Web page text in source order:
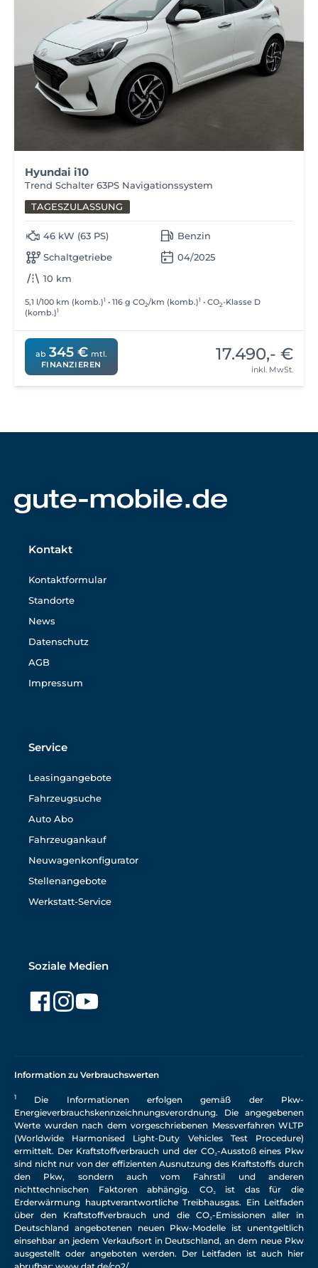
Hyundai i10
Trend Schalter 63PS Navigationssystem
TAGESZULASSUNG
46 kW (63 PS)
Schaltgetriebe
10 km
Benzin
04/2025
5,1 l/100 km (komb.)1 • 116 g CO2/km (komb.)1 • CO2-Klasse D
(komb.)1
ab 345 € mtl.
FINANZIEREN
17.490,- €
inkl. MwSt.
Kontakt
Kontaktformular
Standorte
News
Datenschutz
AGB
Impressum
Service
Leasingangebote
Fahrzeugsuche
Auto Abo
Fahrzeugankauf
Neuwagenkonfigurator
Stellenangebote
Werkstatt-Service
Soziale Medien
Information zu Verbrauchswerten
1
Die Informationen erfolgen gemäß der Pkw-
Energieverbrauchskennzeichnungsverordnung. Die angegebenen
Werte wurden nach dem vorgeschriebenen Messverfahren WLTP
(Worldwide Harmonised Light-Duty Vehicles Test Procedure)
ermittelt. Der Kraftstoffverbrauch und der CO₂-Ausstoß eines Pkw
sind nicht nur von der effizienten Ausnutzung des Kraftstoffs durch
den Pkw, sondern auch vom Fahrstil und anderen
nichttechnischen Faktoren abhängig. CO₂ ist das für die
Erderwärmung hauptverantwortliche Treibhausgas. Ein Leitfaden
über den Kraftstoffverbrauch und die CO₂-Emissionen aller in
Deutschland angebotenen neuen Pkw-Modelle ist unentgeltlich
einsehbar an jedem Verkaufsort in Deutschland, an dem neue Pkw
ausgestellt oder angeboten werden. Der Leitfaden ist auch hier